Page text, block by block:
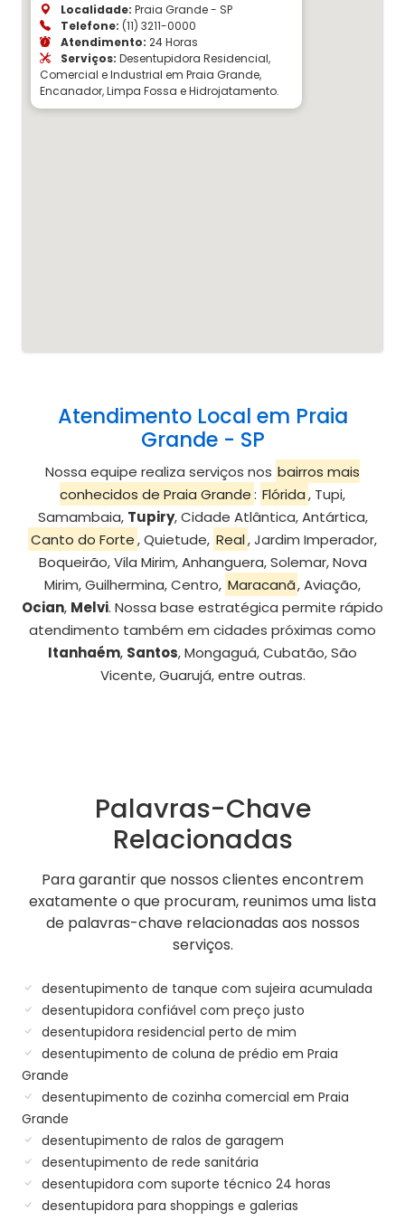
Localidade: Praia Grande - SP
Telefone: (11) 3211-0000
Atendimento: 24 Horas
Serviços: Desentupidora Residencial,
Comercial e Industrial em Praia Grande,
Encanador, Limpa Fossa e Hidrojatamento.
Atendimento Local em Praia
Grande - SP
Nossa equipe realiza serviços nos bairros mais
conhecidos de Praia Grande: Flórida , Tupi,
Samambaia, Tupiry, Cidade Atlântica, Antártica,
Canto do Forte, Quietude, Real, Jardim Imperador,
Boqueirão, Vila Mirim, Anhanguera, Solemar, Nova
Mirim, Guilhermina, Centro, Maracanã, Aviação,
Ocian, Melvi. Nossa base estratégica permite rápido
atendimento também em cidades próximas como
Itanhaém, Santos, Mongaguá, Cubatão, São
Vicente, Guarujá, entre outras.
Palavras-Chave
Relacionadas
Para garantir que nossos clientes encontrem
exatamente o que procuram, reunimos uma lista
de palavras-chave relacionadas aos nossos
serviços.
desentupimento de tanque com sujeira acumulada
desentupidora confiável com preço justo
desentupidora residencial perto de mim
desentupimento de coluna de prédio em Praia
Grande
desentupimento de cozinha comercial em Praia
Grande
desentupimento de ralos de garagem
desentupimento de rede sanitária
desentupidora com suporte técnico 24 horas
desentupidora para shoppings e galerias